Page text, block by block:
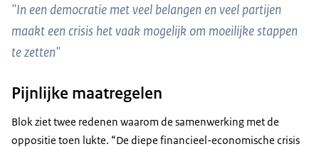
"In een democratie met veel belangen en veel partijen
maakt een crisis het vaak mogelijk om moeilijke stappen
te zetten"
Pijnlijke maatregelen
Blok ziet twee redenen waarom de samenwerking met de
oppositie toen lukte. “De diepe financieel-economische crisis